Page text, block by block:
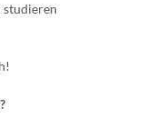
studieren